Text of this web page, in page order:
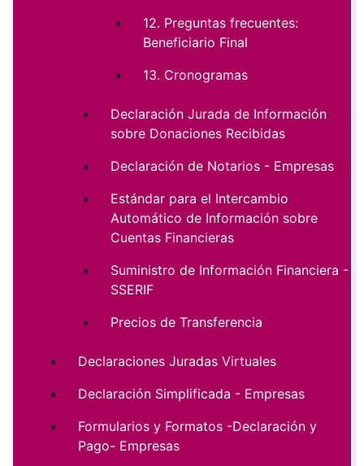
12. Preguntas frecuentes:
Beneficiario Final
13. Cronogramas
Declaración Jurada de Información
sobre Donaciones Recibidas
Declaración de Notarios - Empresas
Estándar para el Intercambio
Automático de Información sobre
Cuentas Financieras
Suministro de Información Financiera -
SSERIF
Precios de Transferencia
Declaraciones Juradas Virtuales
Declaración Simplificada - Empresas
Formularios y Formatos -Declaración y
Pago- Empresas